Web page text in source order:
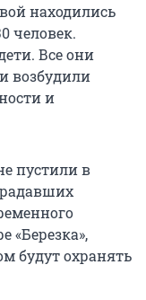
находились
человек.
Все они
возбудили
и
пустили в
«Березка»,
будут охранять